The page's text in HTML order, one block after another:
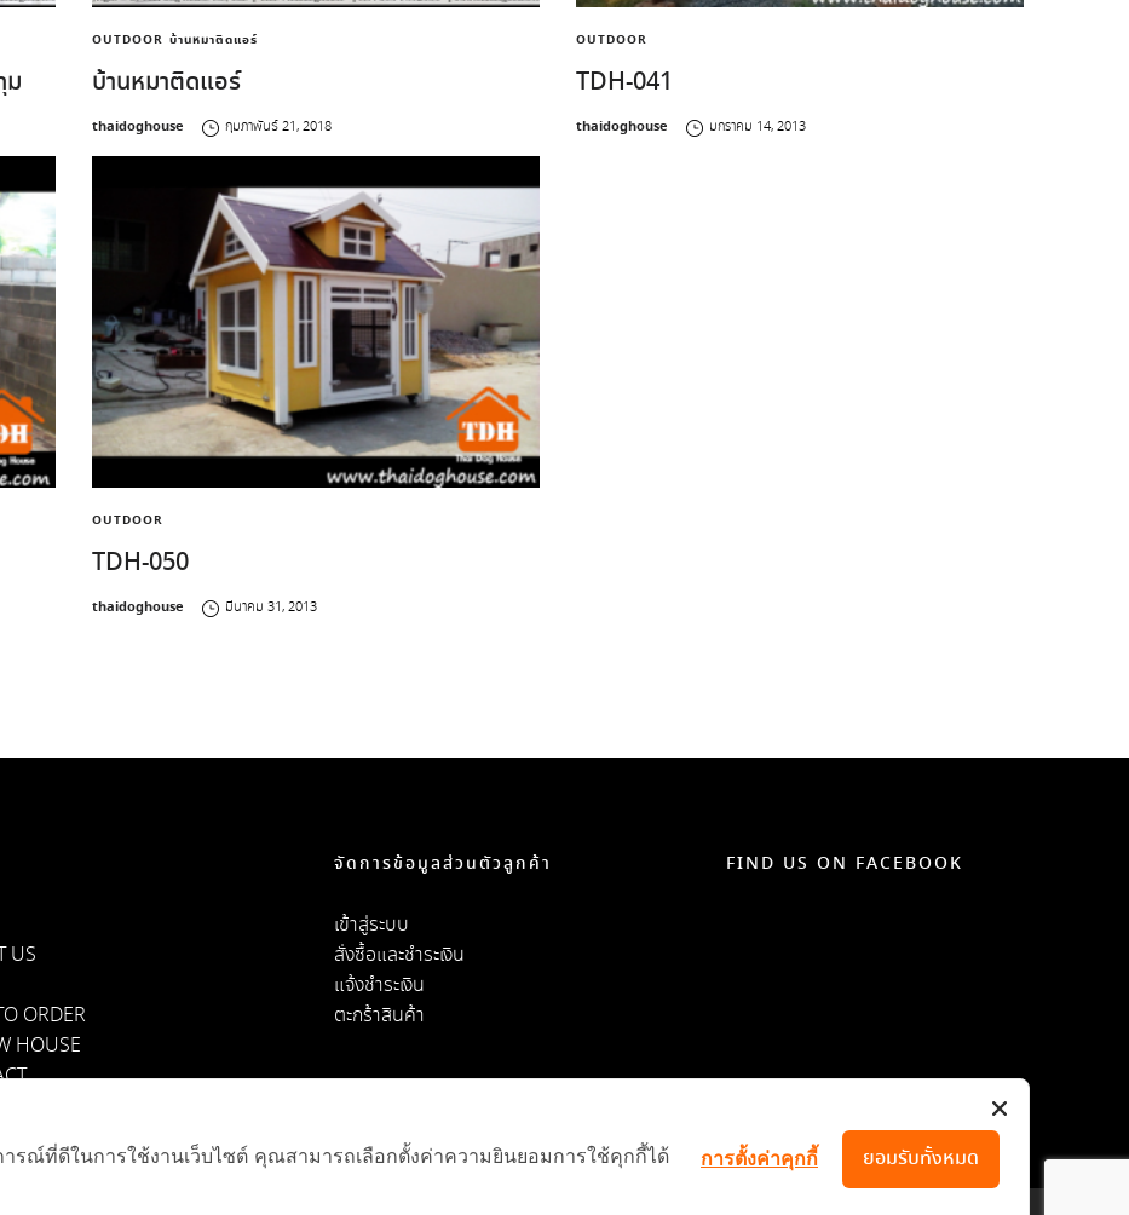
ม
OUTDOOR บ้านหมาติดแอร์
บ้านหมาติดแอร์
by
thaidoghouse กุมภาพันธ์ 21, 2018
OUTDOOR
TDH-041
by
thaidoghouse มกราคม 14, 2013
OUTDOOR
TDH-050
by
thaidoghouse มีนาคม 31, 2013
US
ORDER
HOUSE
จัดการข้อมูลส่วนตัวลูกค้า
เข้าสู่ระบบ
สั่งซื้อและชำระเงิน
แจ้งชำระเงิน
ตะกร้าสินค้า
FIND US ON FACEBOOK
รณ์ที่ดีในการใช้งานเว็บไซต์ คุณสามารถเลือกตั้งค่าความยินยอมการใช้คุกกี้ได้
ยอมรับทั้งหมด
การตั้งค่าคุกกี้